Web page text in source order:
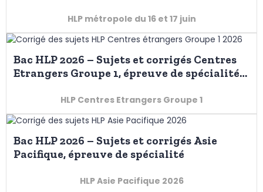
salle d'examenHLP métropole du 16 et 17 juin
Bac HLP 2026 – Sujets et corrigés Centres
Etrangers Groupe 1, épreuve de spécialité
HLP Centres Etrangers Groupe 1
Bac HLP 2026 – Sujets et corrigés Asie
Pacifique, épreuve de spécialité
HLP Asie Pacifique 2026